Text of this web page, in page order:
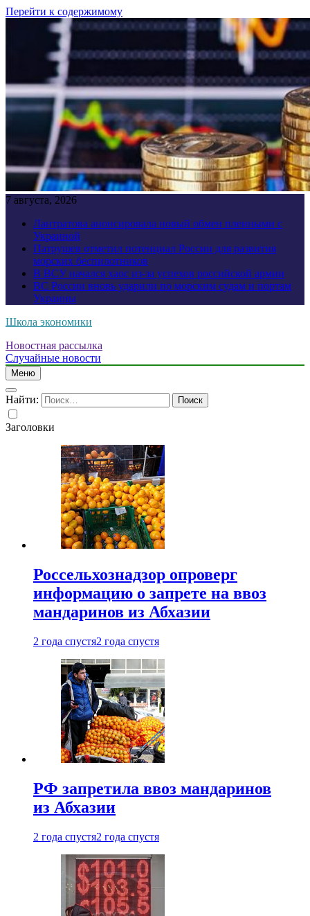
Перейти к содержимому
7 августа, 2026
Лантратова анонсировала новый обмен пленными с
Украиной
Патрушев отметил потенциал России для развития
морских беспилотников
В ВСУ начался хаос из-за успехов российской армии
ВС России вновь ударили по морским судам и портам
Украины
Школа экономики
Новостная рассылка
Случайные новости
Меню
Найти:
Заголовки
Россельхознадзор опроверг
информацию о запрете на ввоз
мандаринов из Абхазии
2 года спустя2 года спустя
РФ запретила ввоз мандаринов
из Абхазии
2 года спустя2 года спустя